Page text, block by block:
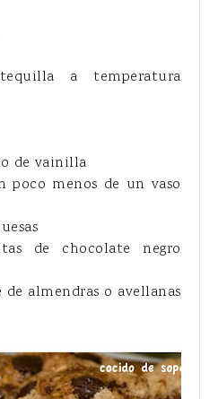
a temperatura
de vainilla
menos de un vaso
de chocolate negro
almendras o avellanas